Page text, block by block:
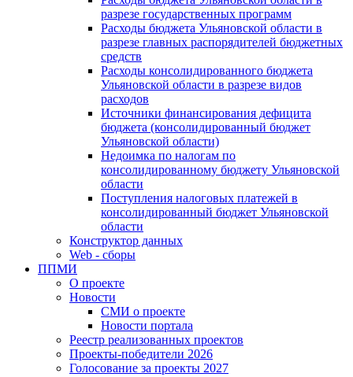
разрезе государственных программ
Расходы бюджета Ульяновской области в
разрезе главных распорядителей бюджетных
средств
Расходы консолидированного бюджета
Ульяновской области в разрезе видов
расходов
Источники финансирования дефицита
бюджета (консолидированный бюджет
Ульяновской области)
Недоимка по налогам по
консолидированному бюджету Ульяновской
области
Поступления налоговых платежей в
консолидированный бюджет Ульяновской
области
Конструктор данных
Web - сборы
ППМИ
О проекте
Новости
СМИ о проекте
Новости портала
Реестр реализованных проектов
Проекты-победители 2026
Голосование за проекты 2027